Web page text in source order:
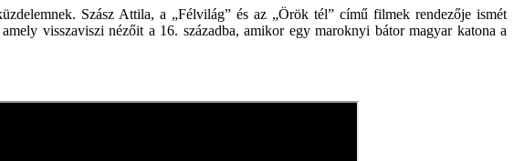
Szász Attila, a „Félvilág” és az „Örök tél” című filmek rendezője ismét
visszaviszi nézőit a 16. századba, amikor egy maroknyi bátor magyar katona a